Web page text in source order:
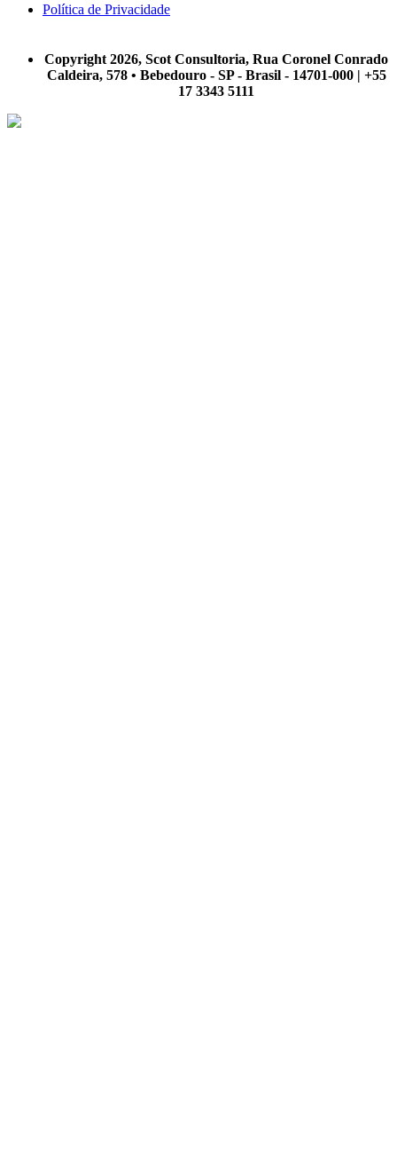
Política de Privacidade
Copyright 2026, Scot Consultoria, Rua Coronel Conrado
Caldeira, 578 • Bebedouro - SP - Brasil - 14701-000 | +55
17 3343 5111